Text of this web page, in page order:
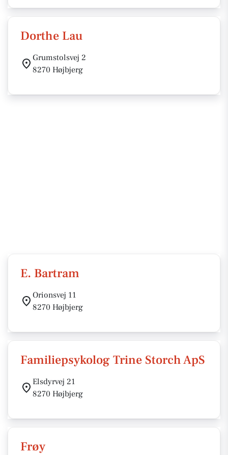
Dorthe Lau
Grumstolsvej 2
8270 Højbjerg
E. Bartram
Orionsvej 11
8270 Højbjerg
Familiepsykolog Trine Storch ApS
Elsdyrvej 21
8270 Højbjerg
Frøy